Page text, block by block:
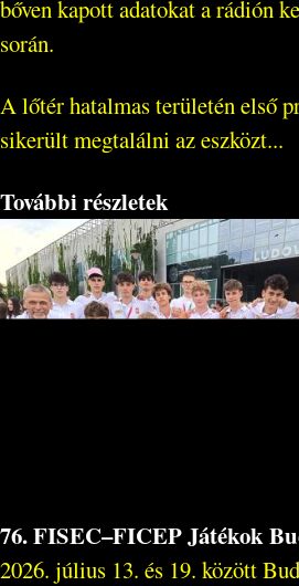
bőven kapott adatokat a rádión
során.
A lőtér hatalmas területén első
sikerült megtalálni az eszközt...
További részletek
76. FISEC–FICEP Játékok
2026. július 13. és 19. között